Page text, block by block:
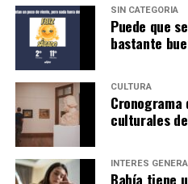
SIN CATEGORÍA
Puede que
bastante
CULTURA
culturales
INTERÉS
Bahía tiene